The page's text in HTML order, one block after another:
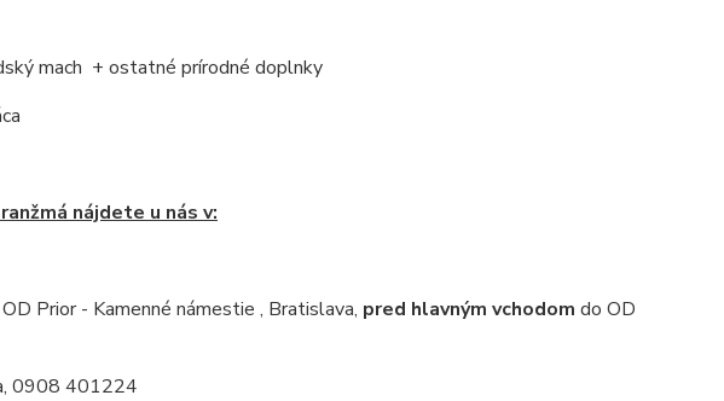
mach + ostatné prírodné doplnky
nájdete u nás v:
Prior - Kamenné námestie , Bratislava, pred hlavným vchodom do OD
0908 401224